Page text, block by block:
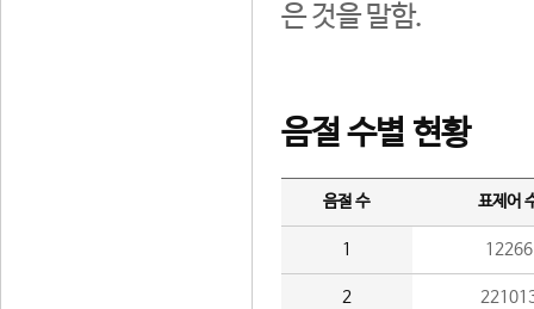
은 것을 말함.
음절 수별 현황
음절 수 표제어
1 12266
2